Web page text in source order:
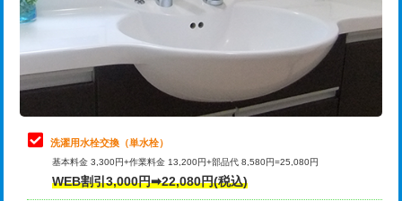
給水管工事※（塩ビ管（VP・HI）使
用（追加）/3ｍ超え)
給水管工事※（ライニング鋼管・銅
管・ポリ管・HT管使用/3ｍまで)
44,000円
給水管工事※（ライニング鋼管・銅
管・ポリ管・HT管使用/3ｍ超え)
排水管工事（土の掘削・埋め戻し作
桝清掃
止水・漏水調査・防水処理・清掃・修
理・調整・分解・加工など（軽作業）
11,000円
止水・漏水調査・防水処理・清掃・修
理・調整・分解・加工など（中作業）
22,000円
止水・漏水調査・防水処理・清掃・修
理・調整・分解・加工など（重作業）
33,000円
洗濯用水栓交換（単水栓）
基本料金 3,300円+作業料金 13,200円+部品代 8,580円=25,080円
WEB割引3,000円➡22,080円(税込)